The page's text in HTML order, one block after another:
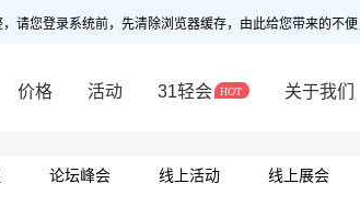
请您登录系统前，先清除浏览器缓存，由此给您带来的不便
价格 活动 31轻会 关于我们
论坛峰会 线上活动 线上展会